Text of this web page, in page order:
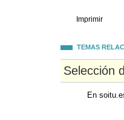
Imprimir
TEMAS
Selección
En